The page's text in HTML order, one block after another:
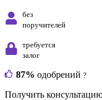
без
поручителей
требуется
залог
87% одобрений ?
Получить